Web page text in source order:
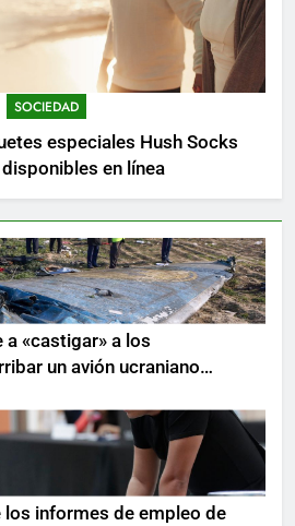
SOCIEDAD
especiales Hush Socks
en línea
a «castigar» a los
un avión ucraniano
los informes de empleo de